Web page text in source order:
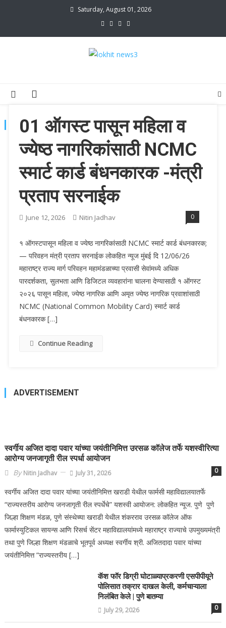
Saturday, August 01, 2026
TAG:परिवहन मंत्रालय विशेष निर्णय
01 ऑगस्ट पासून महिला व
ज्येष्ठ नागरिकांसाठी NCMC
स्मार्ट कार्ड बंधनकारक -मंत्री
प्रताप सरनाईक
June 12, 2026 Nitin Jadhav 0
१ ऑगस्टपासून महिला व ज्येष्ठ नागरिकांसाठी NCMC स्मार्ट कार्ड बंधनकारक;
— परिवहन मंत्री प्रताप सरनाईक लोकहित न्यूज मुंबई दि 12/06/26
महाराष्ट्र राज्य मार्ग परिवहन महामंडळाच्या प्रवासी सेवांमध्ये अधिक
पारदर्शकता, सुलभता आणि डिजिटल व्यवहारांना चालना देण्यासाठी १ ऑगस्ट
२०२६ पासून महिला, ज्येष्ठ नागरिक आणि अमृत ज्येष्ठ नागरिक प्रवाशांसाठी
NCMC (National Common Mobility Card) स्मार्ट कार्ड
बंधनकारक […]
Continue Reading
ADVERTISEMENT
स्वर्गीय अजित दादा पवार यांच्या जयंतीनिमित्त उरसळ कॉलेज तर्फे यशस्वीरित्या
आरोग्य जनजागृती रील स्पर्धा आयोजन
ByNitin Jadhav July 31, 2026 0
स्वर्गीय अजित दादा पवार यांच्या जयंतीनिमित्त खराडी येथील फार्मसी महाविद्यालयातर्फे
“राज्यस्तरीय आरोग्य जनजागृती रील स्पर्धेचे” यशस्वी आयोजन: लोकहित न्यूज. पुणे पुणे
जिल्हा शिक्षण मंडळ, पुणे संस्थेच्या खराडी येथील शंकरराव उरसळ कॉलेज ऑफ
फार्मास्युटिकल सायन्स आणि रिसर्च सेंटर महाविद्यालयांमध्ये महाराष्ट्र राज्याचे उपमुख्यमंत्री
तथा पुणे जिल्हा शिक्षण मंडळाचे भूतपूर्व अध्यक्ष स्वर्गीय श्री. अजितदादा पवार यांच्या
जयंतीनिमित्त ”राज्यस्तरीय […]
कॅश फॉर डिग्री घोटाळ्याप्रकरणी एसपीपीयूने
पोलिसात तक्रार दाखल केली, कर्मचाऱ्याला
निलंबित केले | पुणे बातम्या
July 29, 2026 0